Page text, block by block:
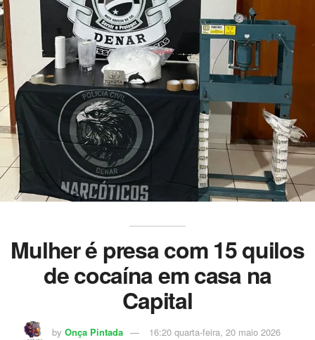
Mulher é presa com 15 quilos
de cocaína em casa na
Capital
by Onça Pintada 16:20 quarta-feira, 20 maio 2026